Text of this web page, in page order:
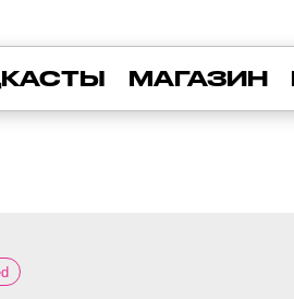
МАГАЗИН